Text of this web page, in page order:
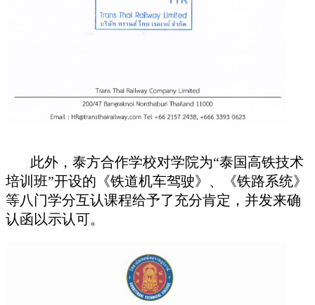
此外，泰方合作学校对学院为“泰国高铁技术
培训班”开设的《铁道机车驾驶》、《铁路系统》
等八门学分互认课程给予了充分肯定，并发来确
认函以示认可。